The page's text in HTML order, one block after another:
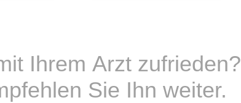
Ihrem Arzt zufrieden?
Sie Ihn weiter.